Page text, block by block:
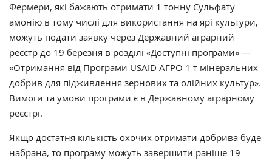
Фермери, які бажають отримати 1 тонну Сульфату
амонію в тому числі для використання на ярі культури,
можуть подати заявку через Державний аграрний
реєстр до 19 березня в розділі «Доступні програми» —
«Отримання від Програми USAID АГРО 1 т мінеральних
добрив для підживлення зернових та олійних культур».
Вимоги та умови програми є в Державному аграрному
реєстрі.
Якщо достатня кількість охочих отримати добрива буде
набрана, то програму можуть завершити раніше 19